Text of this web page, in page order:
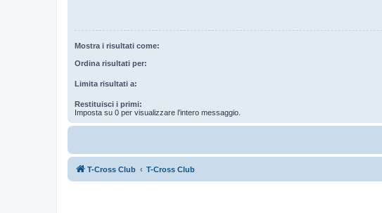
Mostra i risultati come:
Ordina risultati per:
Limita risultati a:
Restituisci i primi:
Imposta su 0 per visualizzare l’intero messaggio.
T-Cross Club T-Cross Club